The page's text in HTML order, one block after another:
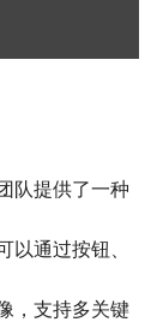
队提供了一种
以通过按钮、
，支持多关键